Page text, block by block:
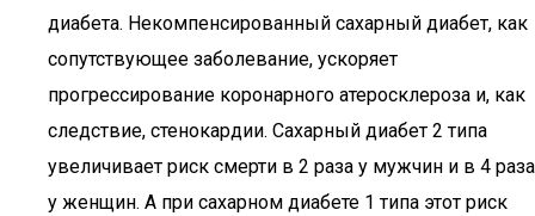
диабета. Некомпенсированный сахарный диабет, как
сопутствующее заболевание, ускоряет
прогрессирование коронарного атеросклероза и, как
следствие, стенокардии. Сахарный диабет 2 типа
увеличивает риск смерти в 2 раза у мужчин и в 4 раза
у женщин. А при сахарном диабете 1 типа этот риск